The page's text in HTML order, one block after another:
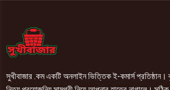
সুখীবাজার .কম একটি অনলাইন ভিত্তিক ই-কমার্স